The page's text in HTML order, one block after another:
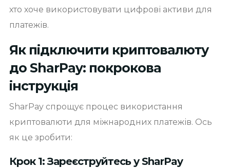
хто хоче використовувати цифрові активи для
платежів.
Як підключити криптовалюту
до SharPay: покрокова
інструкція
SharPay спрощує процес використання
криптовалюти для міжнародних платежів. Ось
як це зробити:
Крок 1: Зареєструйтесь у SharPay